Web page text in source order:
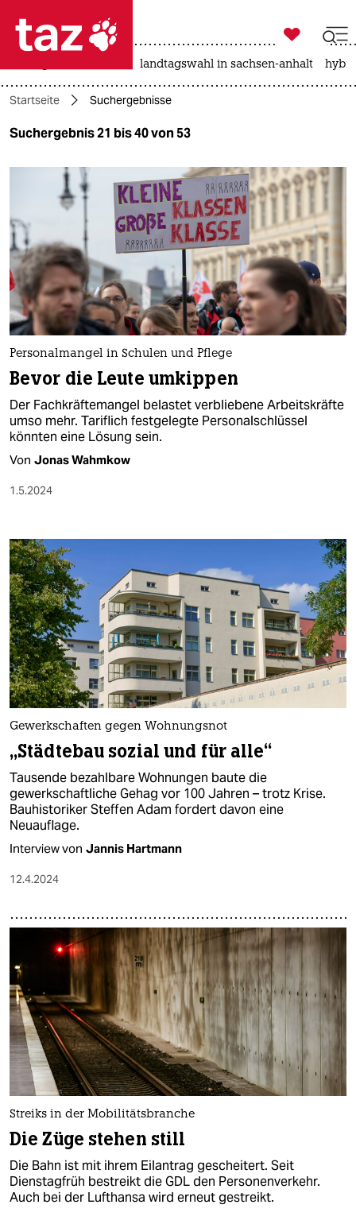
 taz zahl ich
taz zahl ich
themen
öko
gesellschaft
kultur
sport
berlin
wahrheit
verlag
verlag
shop
fragen & hilfe
unterstützen
abo
genossenschaft

taz zahl ich
landtagswahl in sachsen-anhalt
Startseite Suchergebnisse
Suchergebnis 21 bis 40 von 53
Personalmangel in Schulen und Pflege
Bevor die Leute umkippen
Der Fachkräftemangel belastet verbliebene Arbeitskräfte
umso mehr. Tariflich festgelegte Personalschlüssel
könnten eine Lösung sein.
Von Jonas Wahmkow
1.5.2024
Gewerkschaften gegen Wohnungsnot
„Städtebau sozial und für alle“
Tausende bezahlbare Wohnungen baute die
gewerkschaftliche Gehag vor 100 Jahren – trotz Krise.
Bauhistoriker Steffen Adam fordert davon eine
Neuauflage.
Interview von Jannis Hartmann
12.4.2024
Streiks in der Mobilitätsbranche
Die Züge stehen still
Die Bahn ist mit ihrem Eilantrag gescheitert. Seit
Dienstagfrüh bestreikt die GDL den Personenverkehr.
Auch bei der Lufthansa wird erneut gestreikt.